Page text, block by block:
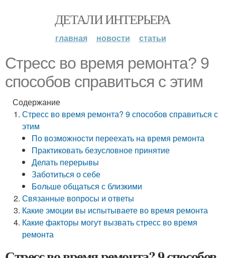
ДЕТАЛИ ИНТЕРЬЕРА
главная новости статьи
Стресс во время ремонта? 9
способов справиться с этим
Содержание
Стресс во время ремонта? 9 способов справиться с
этим
По возможности переехать на время ремонта
Практиковать безусловное принятие
Делать перерывы
Заботиться о себе
Больше общаться с близкими
Связанные вопросы и ответы
Какие эмоции вы испытываете во время ремонта
Какие факторы могут вызвать стресс во время
ремонта